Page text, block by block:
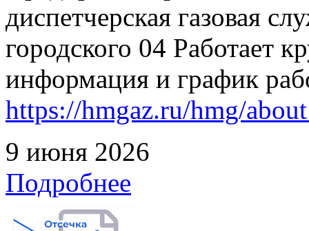
диспетчерская газовая
городского 04 Работает
информация и график
https://hmgaz.ru/hmg/
9 июня 2026
Подробнее